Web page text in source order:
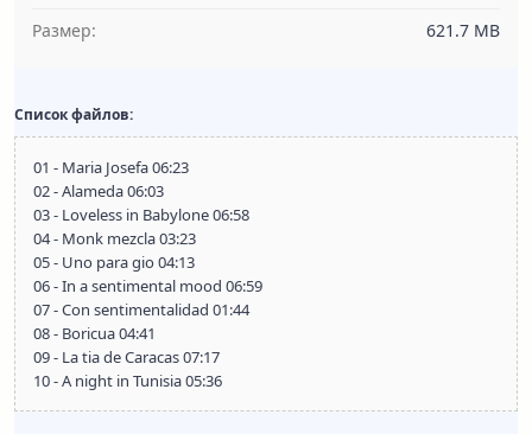
Размер:
621.7 MB
Список файлов:
01 - Maria Josefa 06:23
02 - Alameda 06:03
03 - Loveless in Babylone 06:58
04 - Monk mezcla 03:23
05 - Uno para gio 04:13
06 - In a sentimental mood 06:59
07 - Con sentimentalidad 01:44
08 - Boricua 04:41
09 - La tia de Caracas 07:17
10 - A night in Tunisia 05:36